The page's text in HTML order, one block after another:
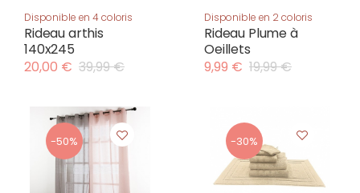
Disponible en 4 coloris
Rideau arthis
140x245
20,00 € 39,99 €
Disponible en 2 coloris
Rideau Plume à
Oeillets
9,99 € 19,99 €
-50% -30%